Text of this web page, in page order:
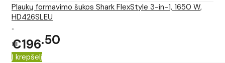
Plaukų formavimo šukos Shark FlexStyle 3-in-1, 1650 W,
HD426SLEU
..
€196 50
Į krepšelį